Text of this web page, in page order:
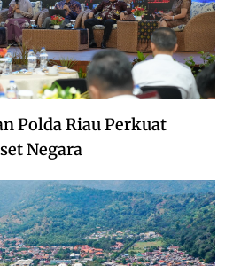
Polda Riau Perkuat
Negara